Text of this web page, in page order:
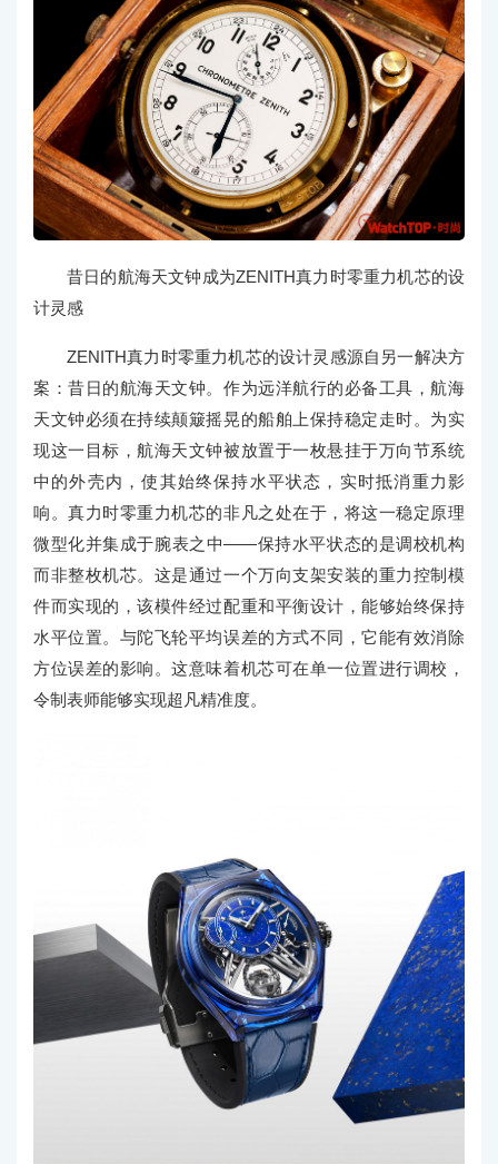
昔日的航海天文钟成为ZENITH真力时零重力机芯的设
计灵感
ZENITH真力时零重力机芯的设计灵感源自另一解决方
案：昔日的航海天文钟。作为远洋航行的必备工具，航海
天文钟必须在持续颠簸摇晃的船舶上保持稳定走时。为实
现这一目标，航海天文钟被放置于一枚悬挂于万向节系统
中的外壳内，使其始终保持水平状态，实时抵消重力影
响。真力时零重力机芯的非凡之处在于，将这一稳定原理
微型化并集成于腕表之中——保持水平状态的是调校机构
而非整枚机芯。这是通过一个万向支架安装的重力控制模
件而实现的，该模件经过配重和平衡设计，能够始终保持
水平位置。与陀飞轮平均误差的方式不同，它能有效消除
方位误差的影响。这意味着机芯可在单一位置进行调校，
令制表师能够实现超凡精准度。